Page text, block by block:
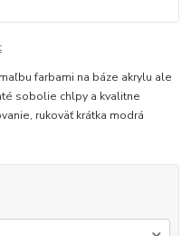
farbami na báze akrylu ale
sobolie chlpy a kvalitne
rukoväť krátka modrá